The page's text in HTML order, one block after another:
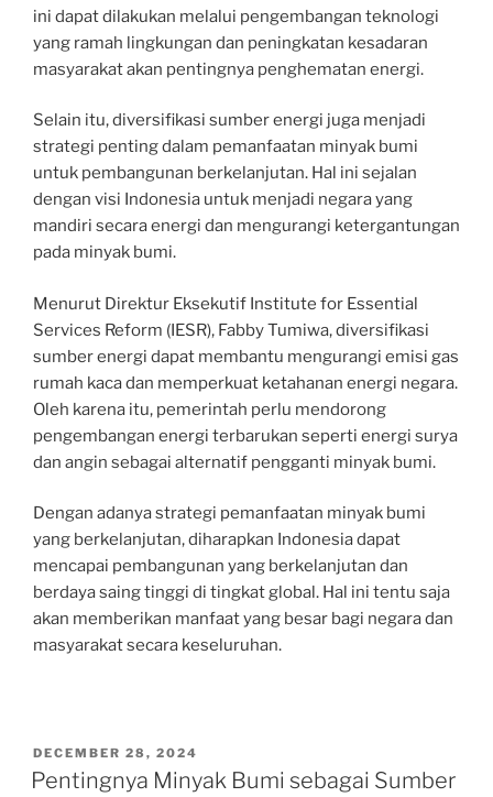
ini dapat dilakukan melalui pengembangan teknologi
yang ramah lingkungan dan peningkatan kesadaran
masyarakat akan pentingnya penghematan energi.
Selain itu, diversifikasi sumber energi juga menjadi
strategi penting dalam pemanfaatan minyak bumi
untuk pembangunan berkelanjutan. Hal ini sejalan
dengan visi Indonesia untuk menjadi negara yang
mandiri secara energi dan mengurangi ketergantungan
pada minyak bumi.
Menurut Direktur Eksekutif Institute for Essential
Services Reform (IESR), Fabby Tumiwa, diversifikasi
sumber energi dapat membantu mengurangi emisi gas
rumah kaca dan memperkuat ketahanan energi negara.
Oleh karena itu, pemerintah perlu mendorong
pengembangan energi terbarukan seperti energi surya
dan angin sebagai alternatif pengganti minyak bumi.
Dengan adanya strategi pemanfaatan minyak bumi
yang berkelanjutan, diharapkan Indonesia dapat
mencapai pembangunan yang berkelanjutan dan
berdaya saing tinggi di tingkat global. Hal ini tentu saja
akan memberikan manfaat yang besar bagi negara dan
masyarakat secara keseluruhan.
POSTED
ON
DECEMBER 28, 2024
Pentingnya Minyak Bumi sebagai Sumber